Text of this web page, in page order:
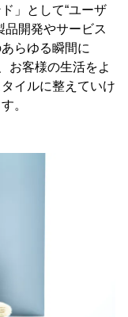
」として“ユーザ
品開発やサービス
らゆる瞬間に
お客様の生活をよ
イルに整えていけ
。